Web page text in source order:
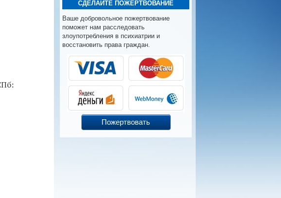
СДЕЛАЙТЕ ПОЖЕРТВОВАНИЕ
Ваше добровольное пожертвование
поможет нам расследовать
злоупотребления в психиатрии и
восстановить права граждан.
Пожертвовать